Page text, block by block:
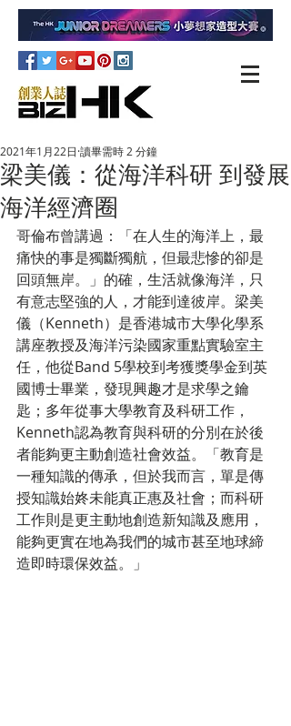
梁美儀：從海洋科研 到發展
海洋經濟圈
2021年1月22日 讀畢需時 2 分鐘
哥倫布曾講過：「在人生的海洋上，最
痛快的事是獨斷獨航，但最悲慘的卻是
回頭無岸。」的確，生活就像海洋，只
有意志堅強的人，才能到達彼岸。梁美
儀（Kenneth）是香港城市大學化學系
講座教授及海洋污染國家重點實驗室主
任，他從Band 5學校到考獲獎學金到英
國博士畢業，發現興趣才是求學之鑰
匙；多年從事大學教育及科研工作，
Kenneth認為教育與科研的分別在於後
者能夠更主動創造社會效益。「教育是
一種知識的傳承，但於我而言，單是傳
授知識始㚵未能真正惠及社會；而科研
工作則是更主動地創造新知識及應用，
能夠更實在地為我們的城市甚至地球締
造即時環保效益。」